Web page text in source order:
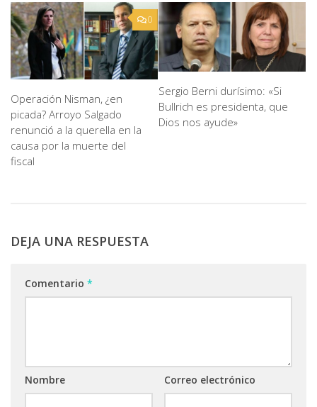
0
Operación Nisman, ¿en
picada? Arroyo Salgado
renunció a la querella en la
causa por la muerte del
fiscal
Sergio Berni durísimo: «Si
Bullrich es presidenta, que
Dios nos ayude»
DEJA UNA RESPUESTA
Comentario *
Nombre Correo electrónico